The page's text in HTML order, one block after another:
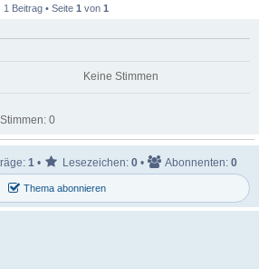
1 Beitrag • Seite 1 von 1
Keine Stimmen
0
Thema abonnieren
1 • Lesezeichen: 0 • Abonnenten: 0